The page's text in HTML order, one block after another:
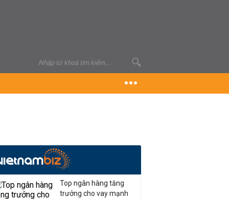
Top ngân hàng tăng
trưởng cho vay mạnh